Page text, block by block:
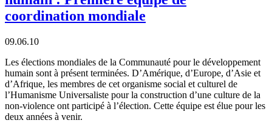
coordination mondiale
09.06.10
Les élections mondiales de la Communauté pour le développement
humain sont à présent terminées. D’Amérique, d’Europe, d’Asie et
d’Afrique, les membres de cet organisme social et culturel de
l’Humanisme Universaliste pour la construction d’une culture de la
non-violence ont participé à l’élection. Cette équipe est élue pour les
deux années à venir.